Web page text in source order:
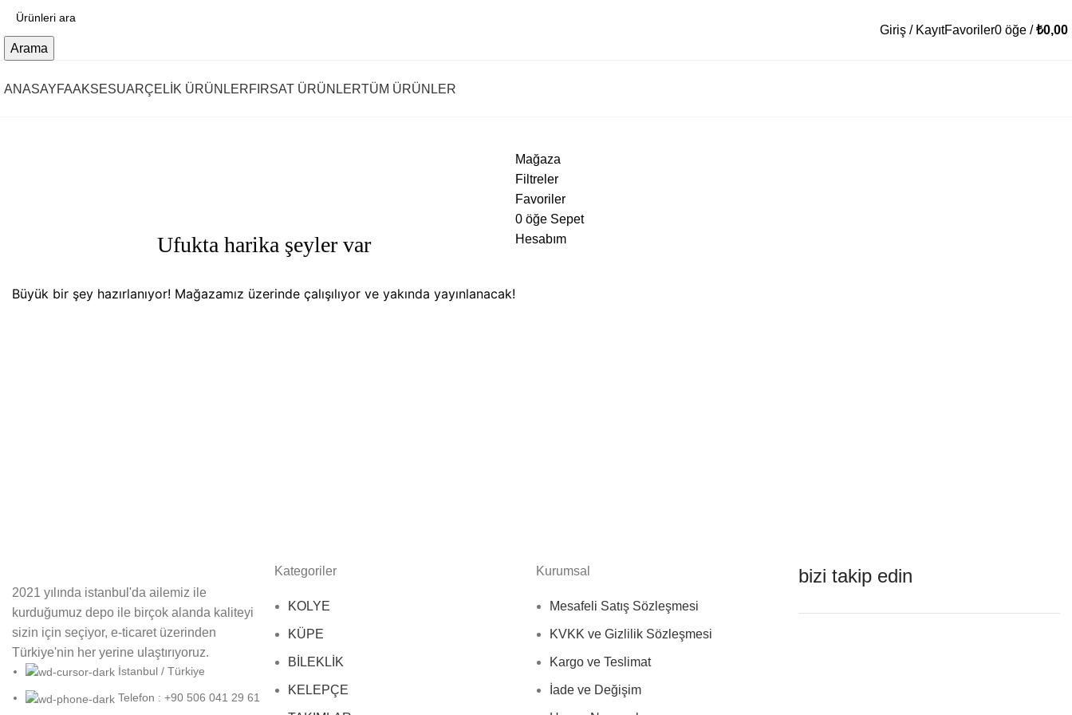
Arama
Giriş / KayıtFavoriler0 öğe / ₺0,00
ANASAYFAAKSESUARÇELİK ÜRÜNLERFIRSAT ÜRÜNLERTÜM ÜRÜNLER
Ufukta harika şeyler var
Büyük bir şey hazırlanıyor! Mağazamız üzerinde çalışılıyor ve yakında yayınlanacak!
Mağaza
Filtreler
Favoriler
0 öğe Sepet
Hesabım
2021 yılında istanbul'da ailemiz ile
kurduğumuz depo ile birçok alanda kaliteyi
sizin için seçiyor, e-ticaret üzerinden
Türkiye'nin her yerine ulaştırıyoruz.
İstanbul / Türkiye
Telefon : +90 506 041 29 61
Kategoriler
KOLYE
KÜPE
BİLEKLİK
KELEPÇE
Kurumsal
Mesafeli Satış Sözleşmesi
KVKK ve Gizlilik Sözleşmesi
Kargo ve Teslimat
İade ve Değişim
bizi takip edin